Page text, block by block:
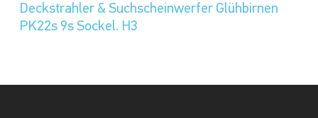
Deckstrahler & Suchscheinwerfer Glühbirnen
PK22s 9s Sockel. H3